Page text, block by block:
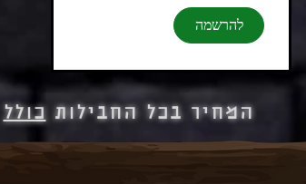
להרשמה
המחיר בכל החבילותכולל